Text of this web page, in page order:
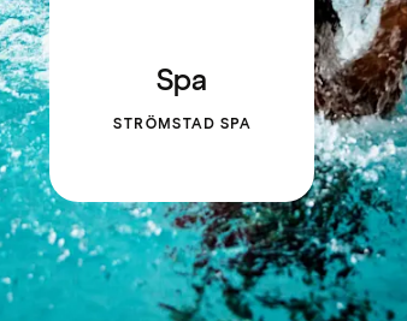
Spa
STRÖMSTAD SPA